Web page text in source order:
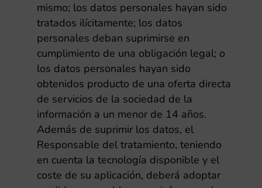
mismo; los datos personales hayan sido
tratados ilícitamente; los datos
personales deban suprimirse en
cumplimiento de una obligación legal; o
los datos personales hayan sido
obtenidos producto de una oferta directa
de servicios de la sociedad de la
información a un menor de 14 años.
Además de suprimir los datos, el
Responsable del tratamiento, teniendo
en cuenta la tecnología disponible y el
coste de su aplicación, deberá adoptar